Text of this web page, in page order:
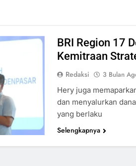
BRI Region 17
Kemitraan
Redaksi 3 Bulan
Hery juga
dan menyalurkan
yang berlaku
Selengkapnya